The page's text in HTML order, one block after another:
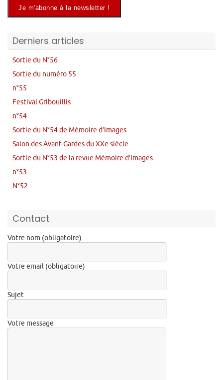
Derniers articles
Sortie du N°56
Sortie du numéro 55
n°55
Festival Gribouillis
n°54
Sortie du N°54 de Mémoire d’Images
Salon des Avant-Gardes du XXe siècle
Sortie du N°53 de la revue Mémoire d’Images
n°53
N°52
Contact
Votre nom (obligatoire)
Votre email (obligatoire)
Sujet
Votre message